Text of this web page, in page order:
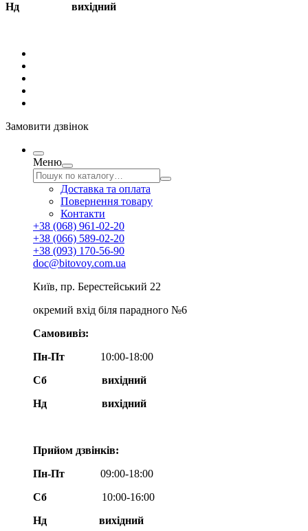
Нд вихідний
Замовити дзвінок
Меню
Доставка та оплата
Повернення товару
Контакти
+38 (068) 961-02-20
+38 (066) 589-02-20
+38 (093) 170-56-90
doc@bitovoy.com.ua
Київ, пр. Берестейський 22
окремий вхід біля парадного №6
Самовивіз:
Пн-Пт
10:00-18:00
Сб
вихідний
Нд
вихідний
Прийом дзвінків:
Пн-Пт
09:00-18:00
Сб
10:00-16:00
Нд вихідний